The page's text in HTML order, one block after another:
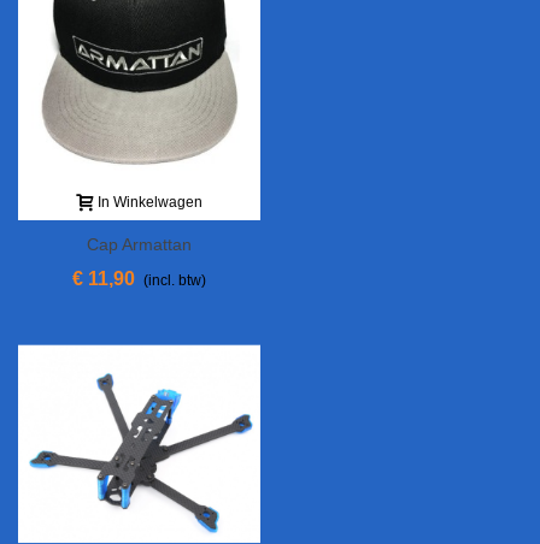
In Winkelwagen
Cap Armattan
€ 11,90 (incl. btw)